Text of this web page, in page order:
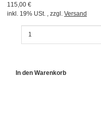
115,00 €
inkl. 19% USt. , zzgl. Versand
In den Warenkorb